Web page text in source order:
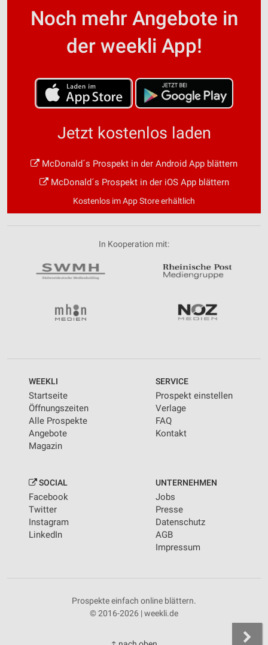
Noch mehr Angebote in
der weekli App!
Jetzt kostenlos laden
McDonald´s Prospekt in der Android App blättern
McDonald´s Prospekt in der iOS App blättern
Kostenlos im App Store erhältlich
In Kooperation mit:
WEEKLI
Startseite
Öffnungszeiten
Alle Prospekte
Angebote
Magazin
SERVICE
Prospekt einstellen
Verlage
FAQ
Kontakt
SOCIAL
Facebook
Twitter
Instagram
LinkedIn
UNTERNEHMEN
Jobs
Presse
Datenschutz
AGB
Impressum
Prospekte einfach online blättern.
© 2016-2026 | weekli.de